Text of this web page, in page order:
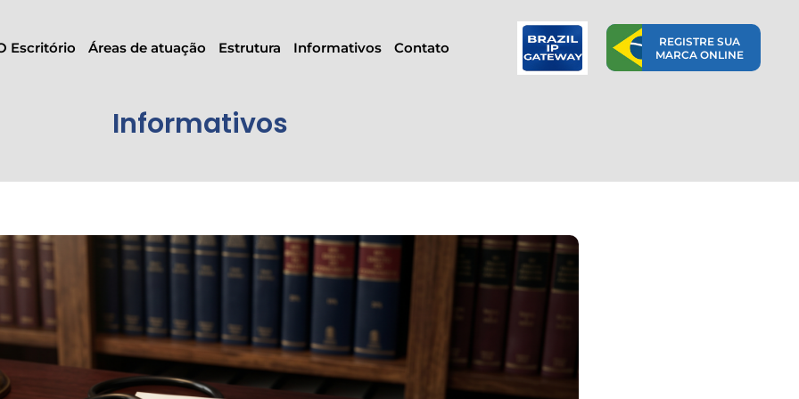
Escritório Áreas de atuação Estrutura Informativos Contato
REGISTRE SUA
MARCA ONLINE
Informativos